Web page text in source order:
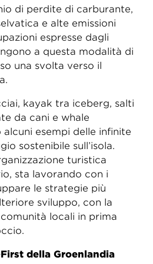
di perdite di carburante,
e alte emissioni
espresse dagli
a questa modalità di
una svolta verso il
kayak tra iceberg, salti
da cani e whale
esempi delle infinite
sostenibile sull’isola.
turistica
sta lavorando con i
le strategie più
sviluppo, con la
locali in prima
della Groenlandia